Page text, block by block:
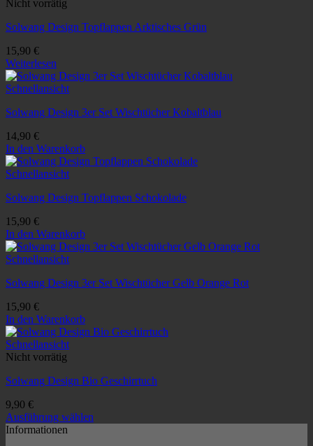
Nicht vorrätig
Solwang Design Topflappen Arktisches Grün
15,90 €
Weiterlesen
Schnellansicht
Solwang Design 3er Set Wischtücher Kobaltblau
14,90 €
In den Warenkorb
Schnellansicht
Solwang Design Topflappen Schokolade
15,90 €
In den Warenkorb
Schnellansicht
Solwang Design 3er Set Wischtücher Gelb Orange Rot
15,90 €
In den Warenkorb
Schnellansicht
Nicht vorrätig
Solwang Design Bio Geschirrtuch
9,90 €
Ausführung wählen
Dieses
Informationen